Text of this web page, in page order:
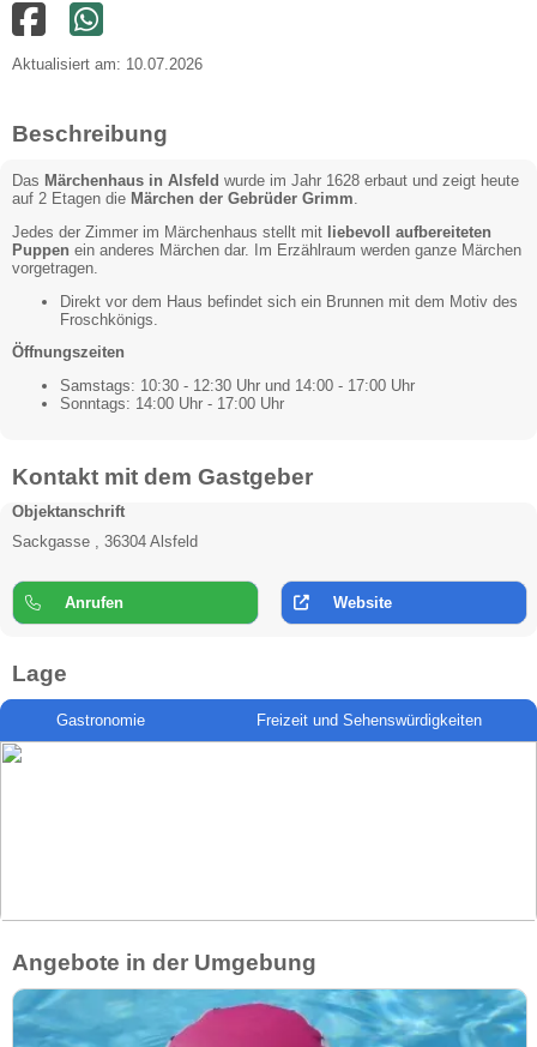
Aktualisiert am: 10.07.2026
Beschreibung
Das Märchenhaus in Alsfeld wurde im Jahr 1628 erbaut und zeigt heute
auf 2 Etagen die Märchen der Gebrüder Grimm.
Jedes der Zimmer im Märchenhaus stellt mit liebevoll aufbereiteten
Puppen ein anderes Märchen dar. Im Erzählraum werden ganze Märchen
vorgetragen.
Direkt vor dem Haus befindet sich ein Brunnen mit dem Motiv des
Froschkönigs.
Öffnungszeiten
Samstags: 10:30 - 12:30 Uhr und 14:00 - 17:00 Uhr
Sonntags: 14:00 Uhr - 17:00 Uhr
Kontakt mit dem Gastgeber
Objektanschrift
Sackgasse , 36304 Alsfeld
Anrufen Website
Lage
Gastronomie Freizeit und Sehenswürdigkeiten
Angebote in der Umgebung